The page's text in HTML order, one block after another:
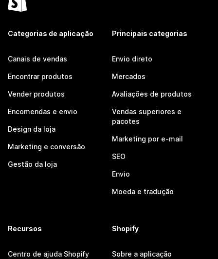
Categorias de aplicação
Canais de vendas
Encontrar produtos
Vender produtos
Encomendas e envio
Design da loja
Marketing e conversão
Gestão da loja
Principais categorias
Envio direto
Mercados
Avaliações de produtos
Vendas superiores e
pacotes
Marketing por e-mail
SEO
Envio
Moeda e tradução
Recursos
Centro de ajuda Shopify
Shopify
Sobre a aplicação